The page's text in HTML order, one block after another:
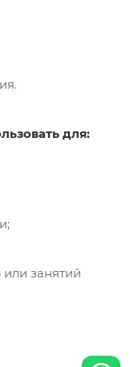
для:
занятий